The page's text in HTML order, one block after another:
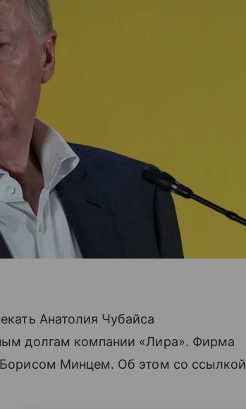
Анатолия Чубайса
долгам компании «Лира». Фирма
Минцем. Об этом со ссылкой